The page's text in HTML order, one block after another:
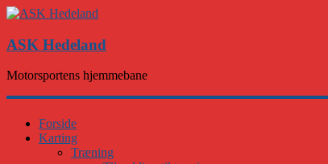
ASK Hedeland
Motorsportens hjemmebane
Forside
Karting
Træning